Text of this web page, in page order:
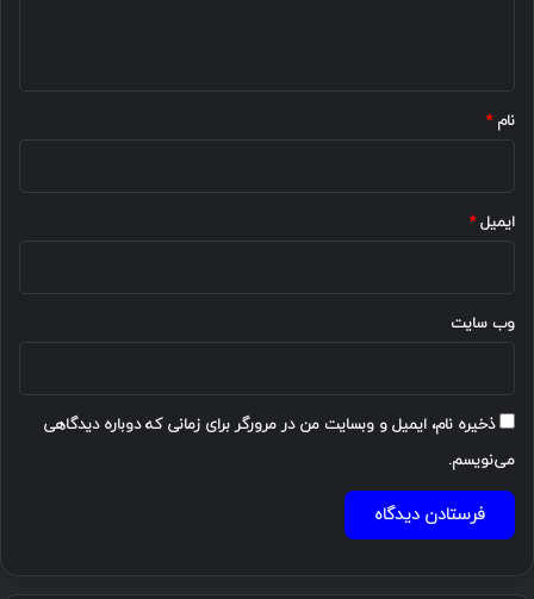
نام*
ایمیل*
وب‌ سایت
ذخیره نام، ایمیل و وبسایت من در مرورگر برای زمانی که دوباره دیدگاهی
می‌نویسم.